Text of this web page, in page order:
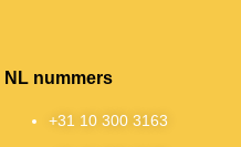
NL nummers
+31 10 300 3163